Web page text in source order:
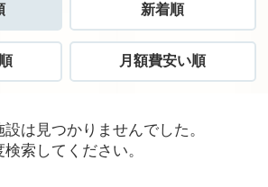
新着順
月額費安い順
は見つかりませんでした。
索してください。